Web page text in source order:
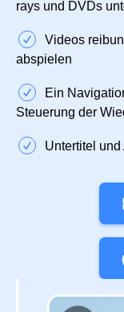
rays und DVDs
Videos
abspielen
Ein
Steuerung der
Untertitel